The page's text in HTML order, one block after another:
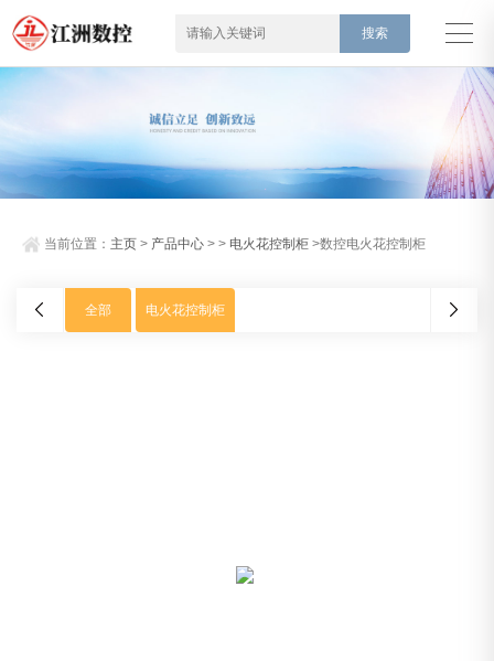
当前位置： 主页 > 产品中心 > > 电火花控制柜 >数控电火花控制柜
全部 电火花控制柜